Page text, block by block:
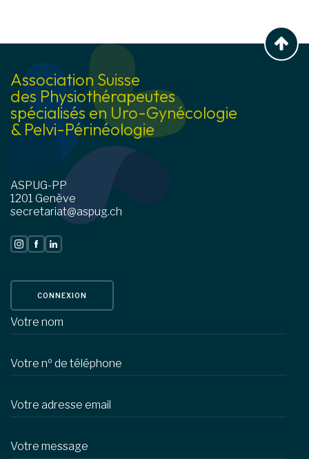
Association Suisse
des Physiothérapeutes
spécialisés en Uro-Gynécologie
& Pelvi-Périnéologie
ASPUG-PP
1201 Genève
secretariat@aspug.ch
CONNEXION
Votre nom
Votre nº de téléphone
Votre adresse email
Votre message